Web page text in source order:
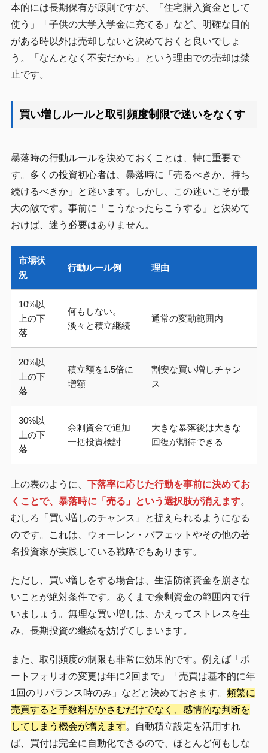
本的には長期保有が原則ですが、「住宅購入資金として
使う」「子供の大学入学金に充てる」など、明確な目的
がある時以外は売却しないと決めておくと良いでしょ
う。「なんとなく不安だから」という理由での売却は禁
止です。
買い増しルールと取引頻度制限で迷いをなくす
暴落時の行動ルールを決めておくことは、特に重要で
す。多くの投資初心者は、暴落時に「売るべきか、持ち
続けるべきか」と迷います。しかし、この迷いこそが最
大の敵です。事前に「こうなったらこうする」と決めて
おけば、迷う必要はありません。
市場状
況
行動ルール例 理由
10%以
上の下
落
何もしない。
淡々と積立継続
通常の変動範囲内
20%以
上の下
落
積立額を1.5倍に
増額
割安な買い増しチャン
ス
30%以
上の下
落
余剰資金で追加
一括投資検討
大きな暴落後は大きな
回復が期待できる
上の表のように、 下落率に応じた行動を事前に決めてお
くことで、暴落時に「売る」という選択肢が消えます。
むしろ「買い増しのチャンス」と捉えられるようになる
のです。これは、ウォーレン・バフェットやその他の著
名投資家が実践している戦略でもあります。
ただし、買い増しをする場合は、生活防衛資金を崩さな
いことが絶対条件です。あくまで余剰資金の範囲内で行
いましょう。無理な買い増しは、かえってストレスを生
み、長期投資の継続を妨げてしまいます。
また、取引頻度の制限も非常に効果的です。例えば「ポ
ートフォリオの変更は年に2回まで」「売買は基本的に年
1回のリバランス時のみ」などと決めておきます。 頻繁に
売買すると手数料がかさむだけでなく、感情的な判断を
してしまう機会が増えます。自動積立設定を活用すれ
ば、買付は完全に自動化できるので、ほとんど何もしな